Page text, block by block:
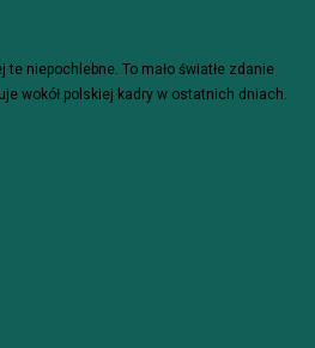
niepochlebne. To mało światłe zdanie
wokół polskiej kadry w ostatnich dniach.